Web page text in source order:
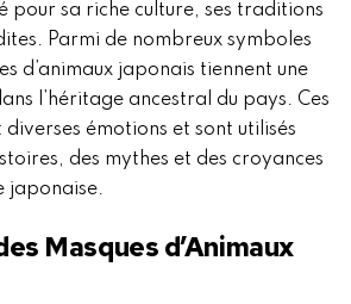
pour sa riche culture, ses traditions
Parmi de nombreux symboles
d’animaux japonais tiennent une
l’héritage ancestral du pays. Ces
émotions et sont utilisés
des mythes et des croyances
japonaise.
Masques d’Animaux